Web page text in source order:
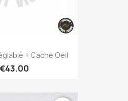
+ Cache Oeil
€43.00